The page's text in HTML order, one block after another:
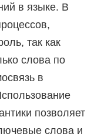
в языке. В
так как
слова по
в
позволяет
слова и